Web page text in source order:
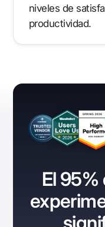
niveles de
productividad.
El 95%